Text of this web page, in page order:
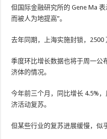
但国际金融研究所的 Gene Ma
而被人为地提高”。
去年同期，上海实施封锁，2500
季度环比增长数据也将于周一公
济体的情况。
今年前三个月，同比增长 4.5%
济活动复苏。
但某些行业的复苏进展缓慢，似